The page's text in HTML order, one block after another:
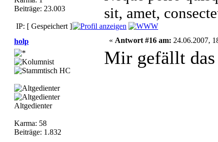
Beiträge: 23.003
sit, amet,
IP: [ Gespeichert ]
holp
Altgedienter
Karma: 58
Beiträge: 1.832
« Antwort #16 am: 24.06.2007,
Mir gefällt das